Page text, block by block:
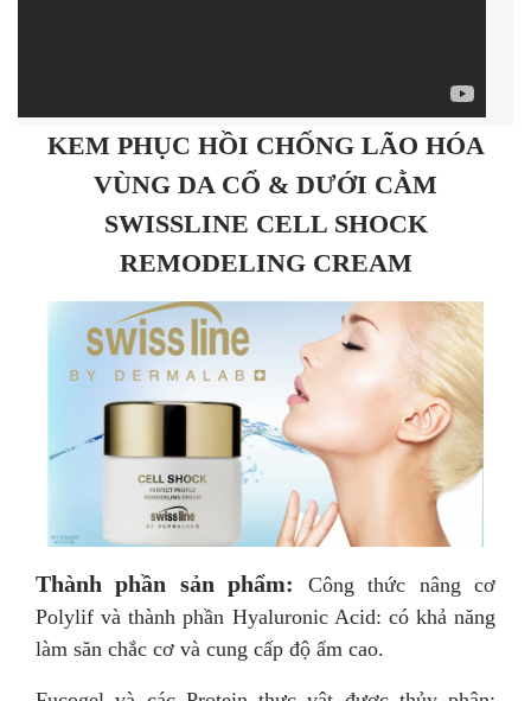
KEM PHỤC HỒI CHỐNG LÃO HÓA
VÙNG DA CỔ & DƯỚI CẰM
SWISSLINE CELL SHOCK
REMODELING CREAM
Thành phần sản phẩm:
Công thức nâng cơ
Polylif và thành phần Hyaluronic Acid: có khả năng
làm săn chắc cơ và cung cấp độ ẩm cao.